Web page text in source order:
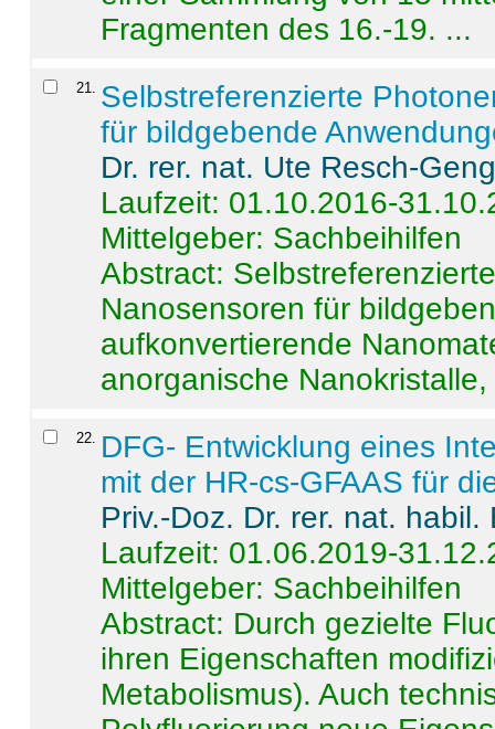
Fragmenten des 16.-19. ...
21
Selbstreferenzierte
für bildgebende
Dr. rer. nat. Ute Resch-
Laufzeit: 01.10.2016-
Mittelgeber: Sachbeihilfen
Abstract:
Nanosensoren für
aufkonvertierende
anorganische
22
DFG- Entwicklung eines
mit der HR-cs-GFAAS für
Priv.-Doz. Dr. rer. nat.
Laufzeit: 01.06.2019-
Mittelgeber: Sachbeihilfen
Abstract: Durch gezielte
ihren Eigenschaften
Metabolismus). Auch